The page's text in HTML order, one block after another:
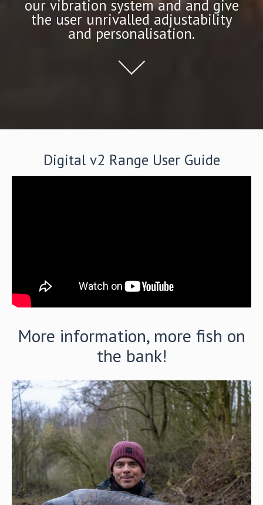
our vibration system and and give
the user unrivalled adjustability
and personalisation.
Digital v2 Range User Guide
More information, more fish on
the bank!